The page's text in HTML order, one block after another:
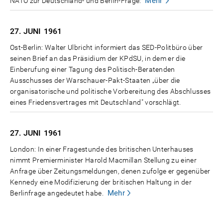
27. JUNI 1961
Ost-Berlin: Walter Ulbricht informiert das SED-Politbüro über
seinen Brief an das Präsidium der KPdSU, in dem er die
Einberufung einer Tagung des Politisch-Beratenden
Ausschusses der Warschauer-Pakt-Staaten „über die
organisatorische und politische Vorbereitung des Abschlusses
eines Friedensvertrages mit Deutschland" vorschlägt.
27. JUNI 1961
London: In einer Fragestunde des britischen Unterhauses
nimmt Premierminister Harold Macmillan Stellung zu einer
Anfrage über Zeitungsmeldungen, denen zufolge er gegenüber
Kennedy eine Modifizierung der britischen Haltung in der
Berlinfrage angedeutet habe.
Mehr